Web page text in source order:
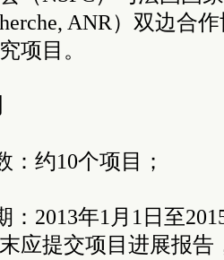
ANR）双边合
项目。
：约10个项目；
：2013年1月1日至
应提交项目进展报告